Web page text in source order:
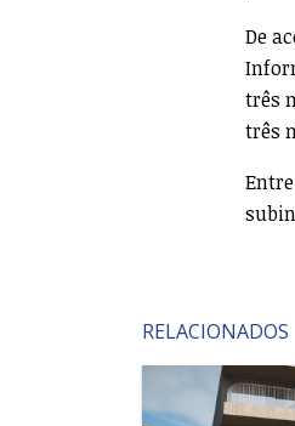
De
três
três
RELACIONADOS